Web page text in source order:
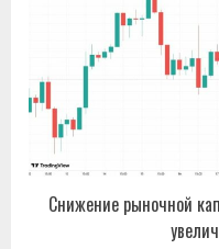
Снижение рыночной